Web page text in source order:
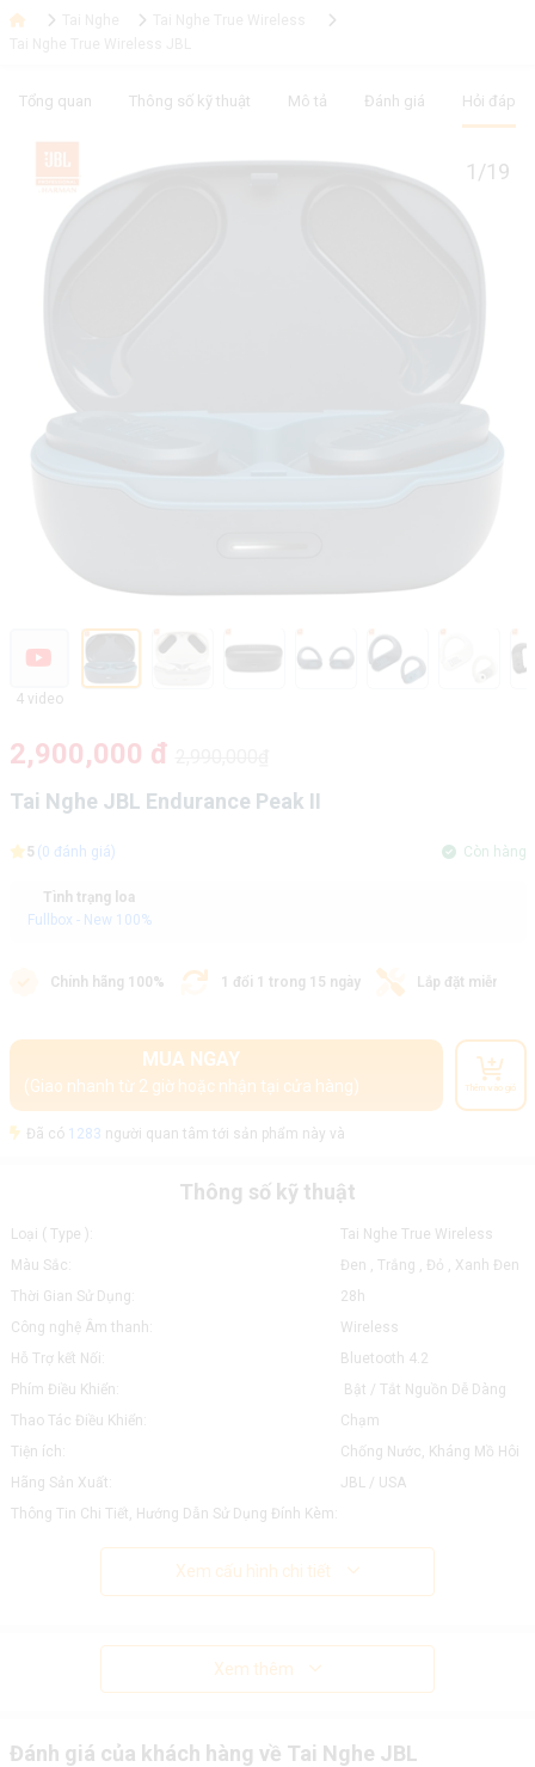
Tổng quan Thông số kỹ thuật Mô tả Đánh giá Hỏi đáp
1/19
4 video
2,900,000 đ
Tai Nghe JBL Endurance Peak II
5 (0 đánh giá) Còn hàng
Tình trạng loa
Fullbox - New 100%
Chính hãng 100% 1 đổi 1 trong 15 ngày Lắp đặt miễn phí
MUA NGAY
(Giao nhanh từ 2 giờ hoặc nhận tại cửa hàng) Thêm vào giỏ
Đã có 1283 người quan tâm tới sản phẩm này và
Thông số kỹ thuật
Loại ( Type ):
Tai Nghe True Wireless
Màu Sắc:
Đen , Trắng , Đỏ , Xanh Đen
Thời Gian Sử Dụng:
28h
Công nghệ Âm thanh:
Wireless
Hỗ Trợ kết Nối:
Bluetooth 4.2
Phím Điều Khiển:
Bật / Tắt Nguồn Dễ Dàng
Thao Tác Điều Khiển:
Chạm
Tiện ích:
Chống Nước, Kháng Mồ Hôi
Hãng Sản Xuất:
JBL / USA
Thông Tin Chi Tiết, Hướng Dẫn Sử Dụng Đính Kèm:
Xem cấu hình chi tiết
Xem thêm
Đánh giá của khách hàng về Tai Nghe JBL